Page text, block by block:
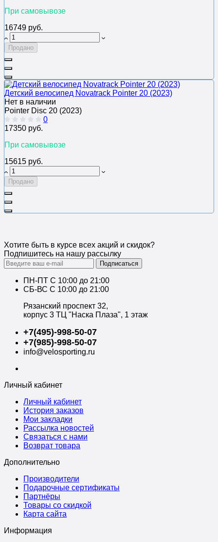
При самовывозе
16749 руб.
Продано
Детский велосипед Novatrack Pointer 20 (2023)
Нет в наличии
Pointer Disc 20 (2023)
0
17350 руб.
При самовывозе
15615 руб.
Продано
Хотите быть в курсе всех акций и скидок?
Подпишитесь на нашу рассылку
Подписаться
ПН-ПТ C 10:00 до 21:00
СБ-ВС С 10:00 до 21:00
Рязанский проспект 32,
корпус 3 ТЦ "Наска Плаза", 1 этаж
+7(495)-998-50-07
+7(985)-998-50-07
info@velosporting.ru
Личный кабинет
Личный кабинет
История заказов
Мои закладки
Рассылка новостей
Связаться с нами
Возврат товара
Дополнительно
Производители
Подарочные сертификаты
Партнёры
Товары со скидкой
Карта сайта
Информация